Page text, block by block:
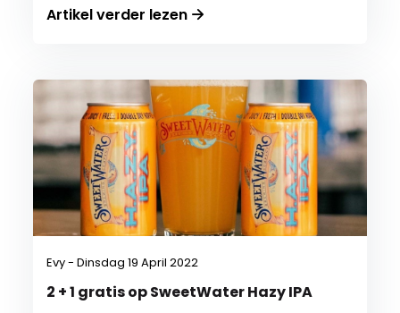
Artikel verder lezen
Evy - Dinsdag 19 April 2022
2 + 1 gratis op SweetWater Hazy IPA